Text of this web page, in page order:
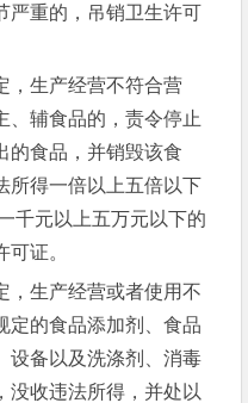
严重的，吊销卫生许可
生产经营不符合营
、辅食品的，责令停止
的食品，并销毁该食
所得一倍以上五倍以下
千元以上五万元以下的
证。
生产经营或者使用不
定的食品添加剂、食品
设备以及洗涤剂、消毒
没收违法所得，并处以